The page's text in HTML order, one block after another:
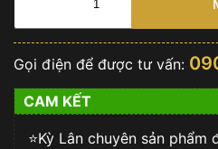
Dweller
vàng
hồng
mặt
336935-
Gọi điện để được tư vấn:
CAM KẾT
⭐️Kỳ Lân chuyên sản